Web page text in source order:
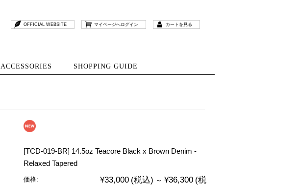
OFFICIAL WEBSITE マイページへログイン カートを見る
ACCESSORIES SHOPPING GUIDE
[TCD-019-BR] 14.5oz Teacore Black x Brown Denim -
Relaxed Tapered
価格: ¥33,000 (税込) ～ ¥36,300 (税